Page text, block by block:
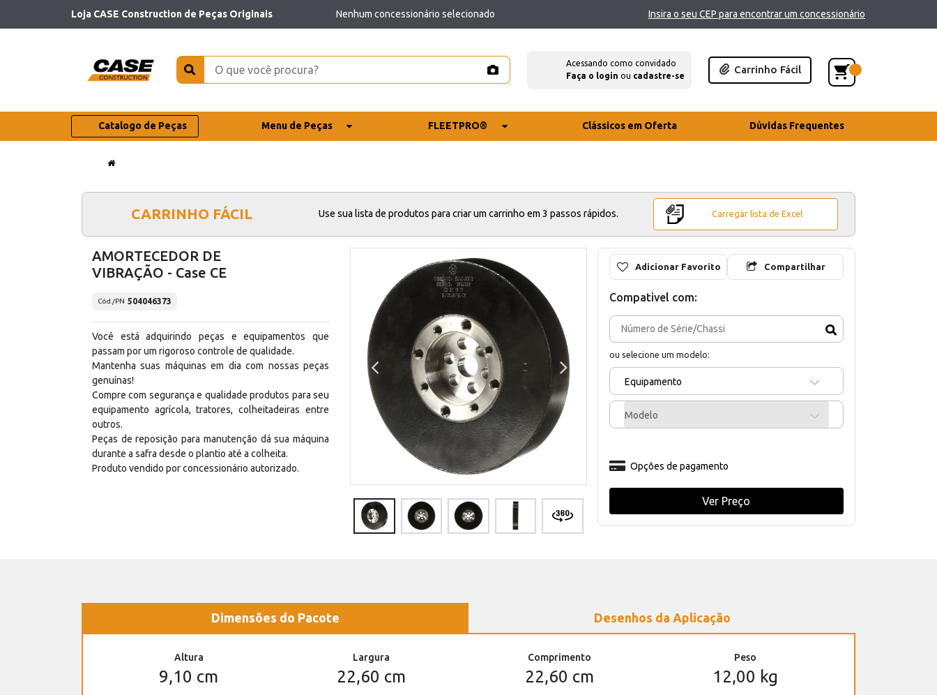
Loja CASE Construction de Peças Originais Nenhum concessionário selecionado Insira o seu CEP para encontrar um concessionário
Acessando como convidado
Faça o login ou cadastre-se
Carrinho Fácil
Catalogo de Peças Menu de Peças FLEETPRO® Clássicos em Oferta Dúvidas Frequentes
CARRINHO FÁCIL Use sua lista de produtos para criar um carrinho em 3 passos rápidos. Carregar lista de Excel
AMORTECEDOR DE
VIBRAÇÃO - Case CE
Cód./PN 504046373
Você está adquirindo peças e equipamentos que
passam por um rigoroso controle de qualidade.
Mantenha suas máquinas em dia com nossas peças
genuínas!
Compre com segurança e qualidade produtos para seu
equipamento agrícola, tratores, colheitadeiras entre
outros.
Peças de reposição para manutenção dá sua máquina
durante a safra desde o plantio até a colheita.
Produto vendido por concessionário autorizado.
Adicionar Favorito Compartilhar
Compativel com:
ou selecione um modelo:
Equipamento
Modelo
Opções de pagamento
Ver Preço
Dimensões do Pacote Desenhos da Aplicação
Altura
9,10 cm
Largura
22,60 cm
Comprimento
22,60 cm
Peso
12,00 kg